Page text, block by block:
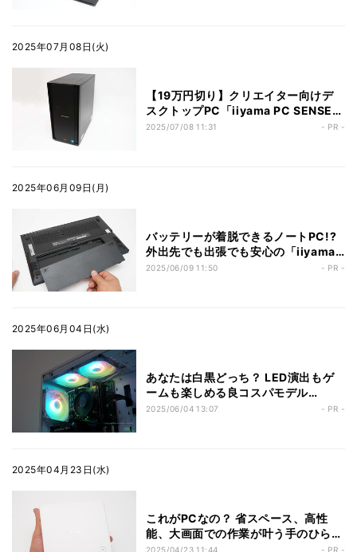
2025年07月08日(火)
【19万円切り】クリエイター向けデ
スクトップPC「iiyama PC SENSE-
F176-144F-SKX」の実力を徹底チェ
2025/07/08 11:31 - PR -
2025年06月09日(月)
バッテリーが着脱できるノートPC!?
外出先でも出張でも安心の「iiyama
PC SOLUTION-15FH129-i5-
2025/06/09 11:50 - PR -
2025年06月04日(水)
あなたは白黒どっち？ LED演出もゲ
ームも楽しめる良コスパモデル
「iiyama PC LEVEL-M88H-225F-
2025/06/04 13:07 - PR -
2025年04月23日(水)
これがPCなの？ 省スペース、高性
能、大画面での作業が叶う手のひらサ
イズの「ミニPC」に注目！
2025/04/23 11:44 - PR -